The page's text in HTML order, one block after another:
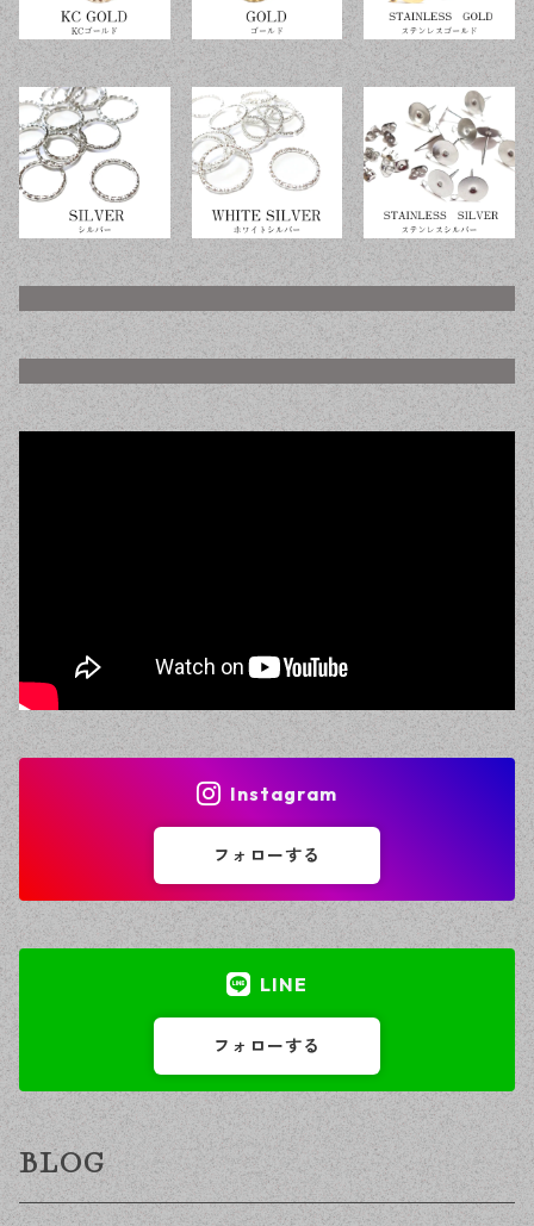
Instagram
フォローする
LINE
フォローする
BLOG